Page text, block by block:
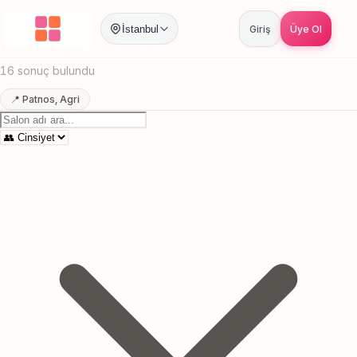
İstanbul Giriş Üye Ol
Anasayfa / Agri Patnos Cilt Bakımı
Patnos, Agri Cilt Bakımı
16 sonuç bulundu
📍 Patnos, Agri
Canlı sonuçlar Online randevu